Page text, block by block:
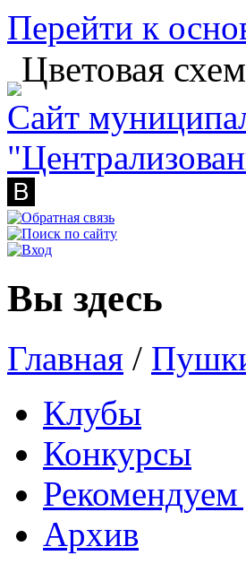
Перейти к
Цветовая
Сайт
Вы здесь
Главная /
Клубы
Конкурсы
Архив